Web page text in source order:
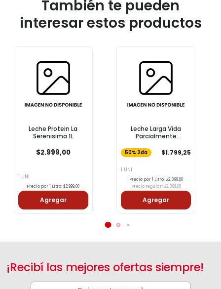
También te pueden
interesar estos productos
Leche Protein La
Serenisima 1L
$2.999,00
1 UNI
Precio por 1 Litro: $2.999,00
Agregar
Leche Larga Vida
Parcialmente
50% 2da $1.799,25
1 UNI
Precio por 1 Litro: $2.399,00
Precio regular: $2.399,00
Agregar
¡Recibí las mejores ofertas siempre!